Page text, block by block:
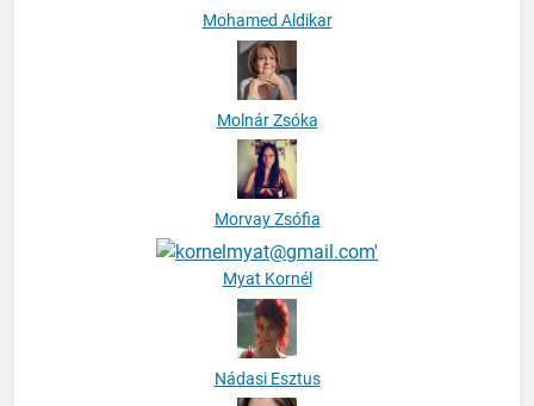
Mohamed Aldikar
Molnár Zsóka
Morvay Zsófia
Myat Kornél
Nádasi Esztus